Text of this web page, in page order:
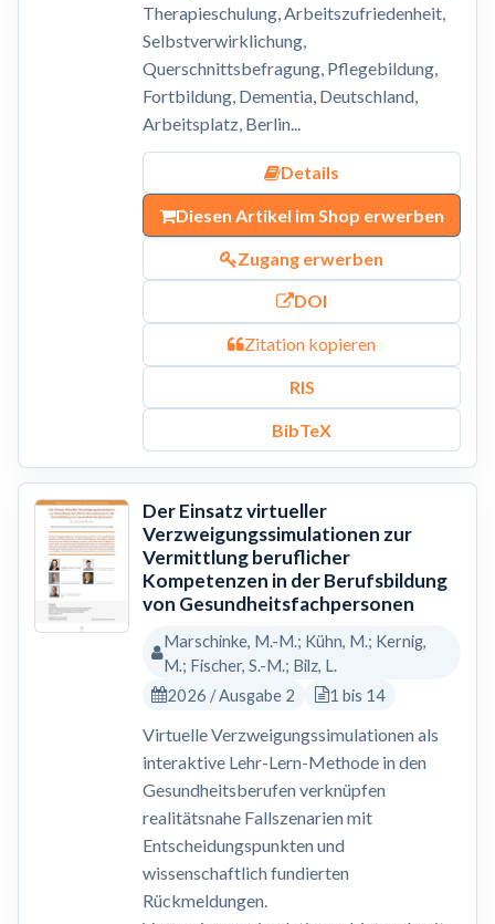
Therapieschulung, Arbeitszufriedenheit,
Selbstverwirklichung,
Querschnittsbefragung, Pflegebildung,
Fortbildung, Dementia, Deutschland,
Arbeitsplatz, Berlin...
Details
Diesen Artikel im Shop erwerben
Zugang erwerben
DOI
Zitation kopieren
RIS
BibTeX
Der Einsatz virtueller
Verzweigungssimulationen zur
Vermittlung beruflicher
Kompetenzen in der Berufsbildung
von Gesundheitsfachpersonen
Marschinke, M.-M.; Kühn, M.; Kernig,
M.; Fischer, S.-M.; Bilz, L.
2026 / Ausgabe 2
1 bis 14
Virtuelle Verzweigungssimulationen als
interaktive Lehr-Lern-Methode in den
Gesundheitsberufen verknüpfen
realitätsnahe Fallszenarien mit
Entscheidungspunkten und
wissenschaftlich fundierten
Rückmeldungen.